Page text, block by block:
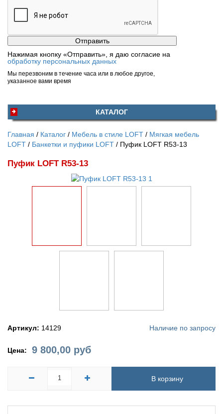
Нажимая кнопку «Отправить», я даю согласие на
обработку персональных данных
Мы перезвоним в течение часа или в любое другое,
указанное вами время
КАТАЛОГ
Главная Каталог Мебель в стиле LOFT
Мягкая мебель
LOFT
Банкетки и пуфики LOFT Пуфик LOFT R53-13
Пуфик LOFT R53-13
Артикул: 14129 Наличие по запросу
Цена: 9 800,00 руб
В корзину